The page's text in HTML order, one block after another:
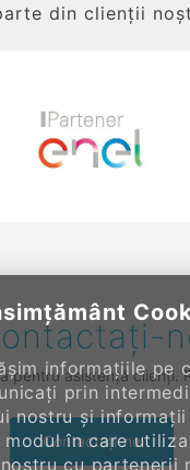
informațiile pe
prin
nostru și informații
modul în care
cu partenerii
din clienții
pentru asistență clienți.
Contactați-ne